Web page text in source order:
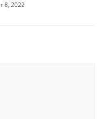
8, 2022